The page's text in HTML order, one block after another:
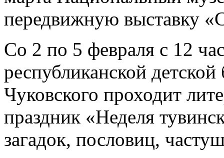
передвижную выставку
Со 2 по 5 февраля с 12
республиканской
Чуковского проходит
праздник «Неделя
загадок, пословиц,